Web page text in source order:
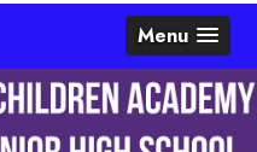
Menu